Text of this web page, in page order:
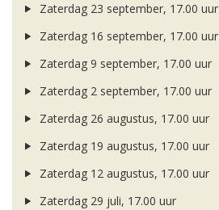
Zaterdag 23 september, 17.00 uur
Zaterdag 16 september, 17.00 uur
Zaterdag 9 september, 17.00 uur
Zaterdag 2 september, 17.00 uur
Zaterdag 26 augustus, 17.00 uur
Zaterdag 19 augustus, 17.00 uur
Zaterdag 12 augustus, 17.00 uur
Zaterdag 29 juli, 17.00 uur